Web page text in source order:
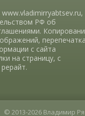
РФ об
с сайта
на страницу, с
© 2013-2026 Владимир